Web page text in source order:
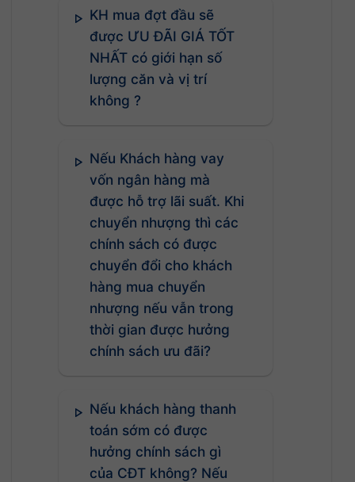
KH mua đợt đầu sẽ
được ƯU ĐÃI GIÁ TỐT
NHẤT có giới hạn số
lượng căn và vị trí
không ?
Nếu Khách hàng vay
vốn ngân hàng mà
được hỗ trợ lãi suất. Khi
chuyển nhượng thì các
chính sách có được
chuyển đổi cho khách
hàng mua chuyển
nhượng nếu vẫn trong
thời gian được hưởng
chính sách ưu đãi?
Nếu khách hàng thanh
toán sớm có được
hưởng chính sách gì
của CĐT không? Nếu